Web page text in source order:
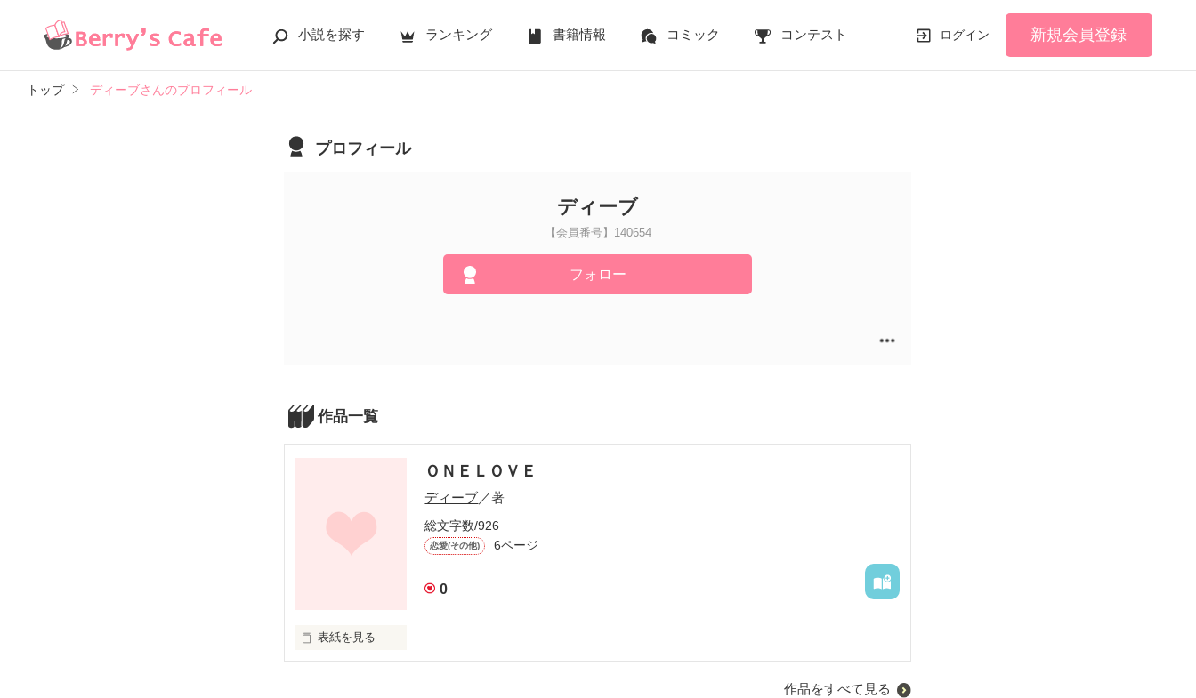
小説を探す ランキング 書籍情報 コミック コンテスト ログイン 新規会員登録
トップ ディーブさんのプロフィール
プロフィール
ディーブ
【会員番号】140654
フォロー
作品一覧
ＯＮＥＬＯＶＥ
ディーブ／著
総文字数/926
恋愛(その他) 6ページ
0
表紙を見る
作品をすべて見る